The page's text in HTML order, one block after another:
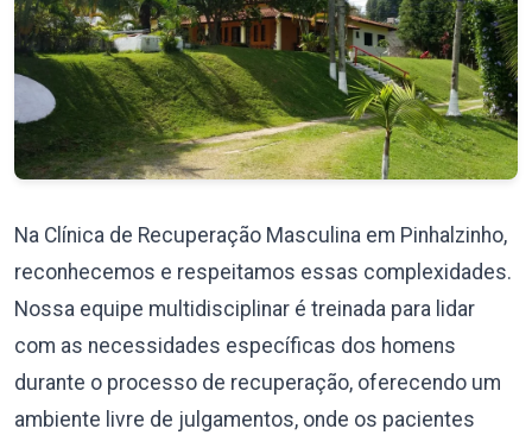
Na Clínica de Recuperação Masculina em Pinhalzinho,
reconhecemos e respeitamos essas complexidades.
Nossa equipe multidisciplinar é treinada para lidar
com as necessidades específicas dos homens
durante o processo de recuperação, oferecendo um
ambiente livre de julgamentos, onde os pacientes